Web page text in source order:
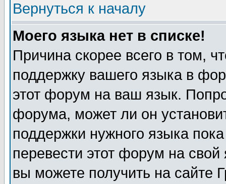
Вернуться к началу
Моего языка нет в списке!
Причина скорее всего в том,
поддержку вашего языка в
этот форум на ваш язык.
форума, может ли он
поддержки нужного языка
перевести этот форум на
вы можете получить на сайте